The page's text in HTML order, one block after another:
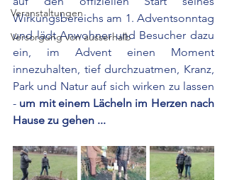
Veranstaltungen
Versorgung von ausserhalb
Wirkungsbereichs am 1. Adventsonntag
und lädt Anwohner und Besucher dazu
ein, im Advent einen Moment
innezuhalten, tief durchzuatmen, Kranz,
Park und Natur auf sich wirken zu lassen
- um mit einem Lächeln im Herzen nach
Hause zu gehen ...